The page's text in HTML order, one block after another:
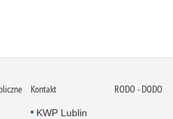
Kontakt
KWP Lublin
RODO - DODO